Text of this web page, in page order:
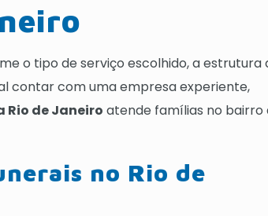
o tipo de serviço escolhido, a estrutura
contar com uma empresa experiente,
Rio de Janeiro atende famílias no bairro
no Rio de